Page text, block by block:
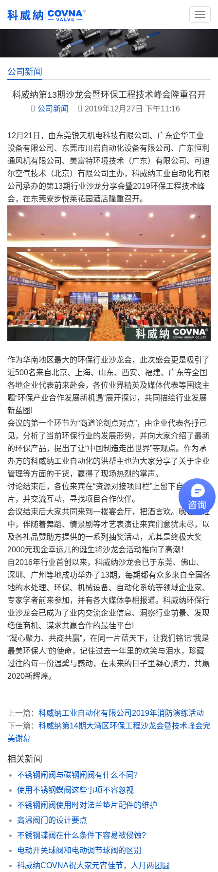
公司新闻
科威纳第13期沙龙会暨环保工程技术峰会隆重召开
公司新闻 2019年12月27日 下午11:16
12月21日，由东莞锐天机电科技有限公司、广东企华工业
设备有限公司、东莞市川岩自动化设备有限公司、广东恒利
通风机有限公司、美富特环境技术（广东）有限公司、可迪
尔空气技术（北京）有限公司主办，科威纳工业自动化有限
公司承办的第13期行业沙龙分享会暨2019环保工程技术峰
会，在东莞寮步悦莱花园酒店隆重召开。
作为华南地区最大的环保行业沙龙会，此次盛会更是吸引了
近500名来自北京、上海、山东、西安、福建、广东等全国
各地企业代表前来赴会，各位业界精英及媒体代表等围绕主
题“环保产业合作发展新机遇”展开探讨，共同描绘行业发展
新蓝图!
会议的第一个环节为“商道论剑点对点”，由企业代表各抒己
见，分析了当前环保行业的发展形势，并向大家介绍了最新
的环保产品，提出了让“中国制造走出世界”等观点。作为承
办方的科威纳工业自动化的洪帮主也为大家分享了关于企业
管理等方面的干货，赢得了现场热烈的掌声。
讨论结束后，各位来宾在“资源对接项目栏”上留下自己的名
片，并交流互动，寻找项目合作伙伴。
会议结束后大家共同来到一楼宴会厅，把酒言欢。晚宴过程
中，伴随着舞蹈、情景剧等才艺表演让来宾们意犹未尽，以
及各礼品赞助方提供的一系列抽奖活动，尤其是终极大奖
2000元现金幸运儿的诞生将沙龙会活动推向了高潮！
自2016年行业首创以来，科威纳沙龙会已于东莞、佛山、
深圳、广州等地成功举办了13期，每期都有众多来自全国各
地的水处理、环保、机械设备、自动化系统等领域企业家、
专家学者前来参加，并有各大媒体争相报道。科威纳环保行
业沙龙会已成为了业内交流企业信息、洞察行业前景、发现
绝佳商机、谋求共赢合作的最佳平台!
“凝心聚力、共商共赢”，在同一片蓝天下，让我们铭记“我是
最美环保人”的使命，记住过去一年里的欢笑与泪水，珍藏
过往的每一份温馨与感动，在未来的日子里凝心聚力，共赢
2020新辉煌。
上一篇： 科威纳工业自动化有限公司2019年消防演练活动
下一篇： 科威纳第14期大湾区环保工程沙龙会暨技术峰会完
美谢幕
相关新闻
不锈钢闸阀与碳钢闸阀有什么不同？
使用不锈钢蝶阀这些事项不容忽视
不锈钢闸阀使用时对法兰垫片配件的维护
高温阀门的设计要点
不锈钢蝶阀在什么条件下容易被侵蚀?
电动开关球阀和电动调节球阀的区别
科威纳COVNA祝大家元宵佳节，人月两团圆